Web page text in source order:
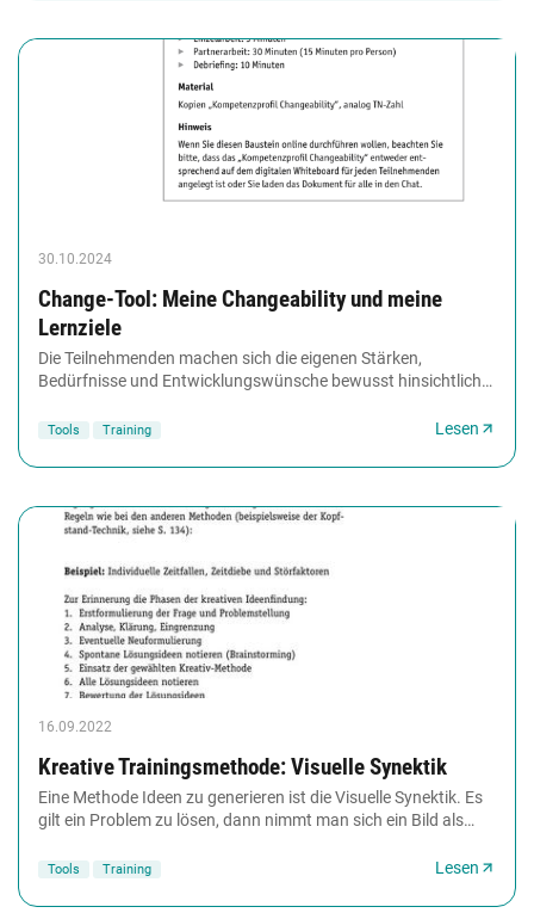
30.10.2024
Change-Tool: Meine Changeability und meine
Lernziele
Die Teilnehmenden machen sich die eigenen Stärken,
Bedürfnisse und Entwicklungswünsche bewusst hinsichtlich
Tools Training Lesen
16.09.2022
Kreative Trainingsmethode: Visuelle Synektik
Eine Methode Ideen zu generieren ist die Visuelle Synektik. Es
gilt ein Problem zu lösen, dann nimmt man sich ein Bild als
Tools Training Lesen